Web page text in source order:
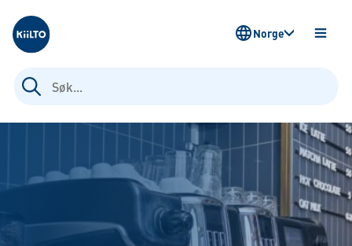
Kiilto Norway
Søk
etter:
ÅPNE
Norge